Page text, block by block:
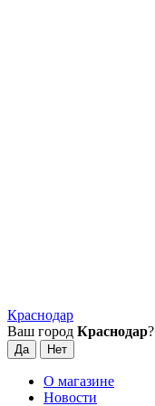
Краснодар
Ваш город Краснодар?
О магазине
Новости